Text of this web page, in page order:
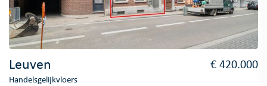
Leuven € 420.000
Handelsgelijkvloers